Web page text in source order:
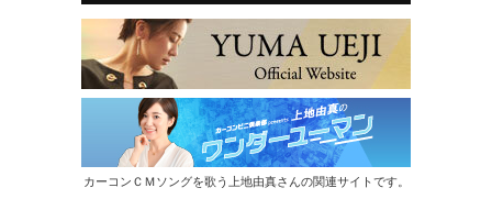
カーコンＣＭソングを歌う上地由真さんの関連サイトです。